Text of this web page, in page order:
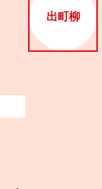
出町柳